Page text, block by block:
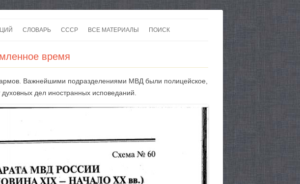
СЛОВАРЬ СССР
ВОЙНЫ
ВСЕ МАТЕРИАЛЫ
КАРТЫ
ПОИСК
время
Важнейшими подразделениями МВД были полицейское,
дел иностранных исповеданий.